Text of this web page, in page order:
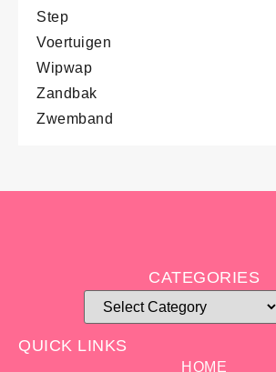
Step
Voertuigen
Wipwap
Zandbak
Zwemband
CATEGORIES
QUICK LINKS
HOME